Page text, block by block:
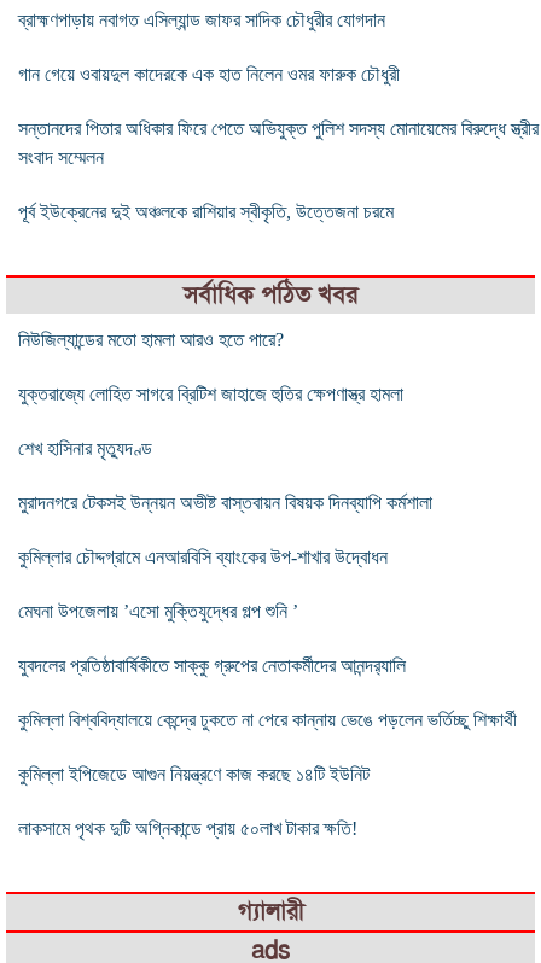
ব্রাহ্মণপাড়ায় নবাগত এসিল্যান্ড জাফর সাদিক চৌধুরীর যোগদান
গান গেয়ে ওবায়দুল কাদেরকে এক হাত নিলেন ওমর ফারুক চৌধুরী
সন্তানদের পিতার অধিকার ফিরে পেতে অভিযুক্ত পুলিশ সদস্য মোনায়েমের বিরুদ্ধে স্ত্রীর
সংবাদ সম্মেলন
পূর্ব ইউক্রেনের দুই অঞ্চলকে রাশিয়ার স্বীকৃতি, উত্তেজনা চরমে
সর্বাধিক পঠিত খবর
নিউজিল্যান্ডের মতো হামলা আরও হতে পারে?
যুক্তরাজ্যে লোহিত সাগরে ব্রিটিশ জাহাজে হুতির ক্ষেপণাস্ত্র হামলা
শেখ হাসিনার মৃত্যুদণ্ড
মুরাদনগরে টেকসই উন্নয়ন অভীষ্ট বাস্তবায়ন বিষয়ক দিনব্যাপি কর্মশালা
কুমিল্লার চৌদ্দগ্রামে এনআরবিসি ব্যাংকের উপ-শাখার উদ্বোধন
মেঘনা উপজেলায় ’এসো মুক্তিযুদ্ধের গল্প শুনি ’
যুবদলের প্রতিষ্ঠাবার্ষিকীতে সাক্কু গ্রুপের নেতাকর্মীদের আনন্দর‌্যালি
কুমিল্লা বিশ্ববিদ্যালয়ে কেন্দ্রে ঢুকতে না পেরে কান্নায় ভেঙে পড়লেন ভর্তিচ্ছু শিক্ষার্থী
কুমিল্লা ইপিজেডে আগুন নিয়ন্ত্রণে কাজ করছে ১৪টি ইউনিট
লাকসামে পৃথক দুটি অগ্নিকান্ডে প্রায় ৫০লাখ টাকার ক্ষতি!
গ্যালারী
ads